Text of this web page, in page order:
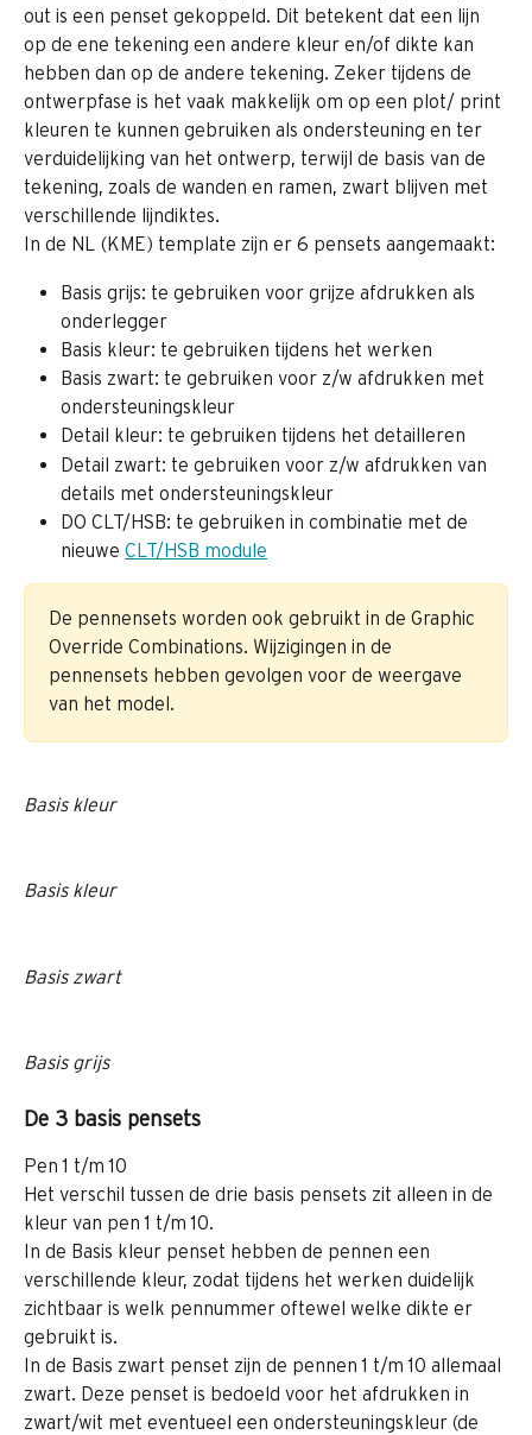
out is een penset gekoppeld. Dit betekent dat een lijn
op de ene tekening een andere kleur en/of dikte kan
hebben dan op de andere tekening. Zeker tijdens de
ontwerpfase is het vaak makkelijk om op een plot/ print
kleuren te kunnen gebruiken als ondersteuning en ter
verduidelijking van het ontwerp, terwijl de basis van de
tekening, zoals de wanden en ramen, zwart blijven met
verschillende lijndiktes.
In de NL (KME) template zijn er 6 pensets aangemaakt:
Basis grijs: te gebruiken voor grijze afdrukken als
onderlegger
Basis kleur: te gebruiken tijdens het werken
Basis zwart: te gebruiken voor z/w afdrukken met
ondersteuningskleur
Detail kleur: te gebruiken tijdens het detailleren
Detail zwart: te gebruiken voor z/w afdrukken van
details met ondersteuningskleur
DO CLT/HSB: te gebruiken in combinatie met de
nieuwe CLT/HSB module
De pennensets worden ook gebruikt in de Graphic
Override Combinations. Wijzigingen in de
pennensets hebben gevolgen voor de weergave
van het model.
Basis kleur
Basis kleur
Basis zwart
Basis grijs
De 3 basis pensets
Pen 1 t/m 10
Het verschil tussen de drie basis pensets zit alleen in de
kleur van pen 1 t/m 10.
In de Basis kleur penset hebben de pennen een
verschillende kleur, zodat tijdens het werken duidelijk
zichtbaar is welk pennummer oftewel welke dikte er
gebruikt is.
In de Basis zwart penset zijn de pennen 1 t/m 10 allemaal
zwart. Deze penset is bedoeld voor het afdrukken in
zwart/wit met eventueel een ondersteuningskleur (de